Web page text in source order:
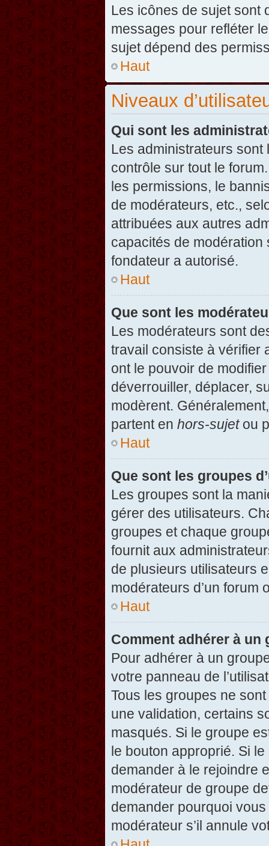
Les icônes de sujet sont
messages pour refléter
sujet dépend des
Haut
Niveaux
Qui sont les
Les administrateurs
contrôle sur tout le
les permissions, le
de modérateurs, etc.,
attribuées aux autres
capacités de modération
fondateur a autorisé.
Haut
Que sont les
Les modérateurs sont
travail consiste à vérifier
ont le pouvoir de
déverrouiller, déplacer,
modèrent.
partent en hors-sujetou
Haut
Que sont les groupes
Les groupes sont la
gérer des utilisateurs.
groupes et chaque
fournit aux
de plusieurs utilisateurs
modérateurs d’un forum
Haut
Comment adhérer à un
Pour adhérer à un
votre panneau de
Tous les groupes ne
une validation, certains
masqués. Si le groupe
le bouton approprié. Si
demander à le rejoindre
modérateur de groupe
demander pourquoi
modérateur s’il annule